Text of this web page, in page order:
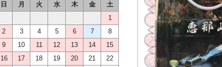
日
月 火 水 木 金
土
1
2
3 4 5 6 7
8
9
10 11 12 13 14
15
16
17 18 19 20 21
22